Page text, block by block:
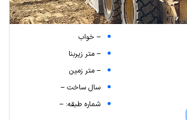
-- خواب
-- متر زیربنا
-- متر زمین
سال ساخت --
شماره طبقه: --